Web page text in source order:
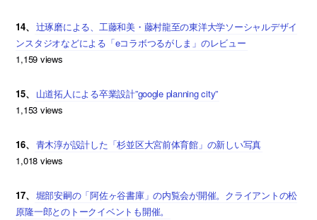
14、 辻琢磨による、工藤和美・藤村龍至の東洋大学ソーシャルデザイ
ンスタジオなどによる「eコラボつるがしま」のレビュー
1,159 views
15、
山道拓人による卒業設計”google planning city”
1,153 views
16、 青木淳が設計した「杉並区大宮前体育館」の新しい写真
1,018 views
17、 堀部安嗣の「阿佐ヶ谷書庫」の内覧会が開催。クライアントの松
原隆一郎とのトークイベントも開催。